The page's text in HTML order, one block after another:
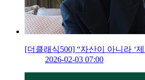
[더클래식500] “자산이 아니라 ‘
2026-02-03 07:00